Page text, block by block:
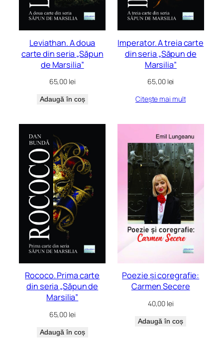
Leviathan. A doua
carte din seria „Săpun
de Marsilia”
65,00 lei
Adaugă în coș
Imperator. A treia carte
din seria „Săpun de
Marsilia”
65,00 lei
Citește mai mult
Rococo. Prima carte
din seria „Săpun de
Marsilia”
65,00 lei
Adaugă în coș
Poezie și coregrafie:
Carmen Secere
40,00 lei
Adaugă în coș